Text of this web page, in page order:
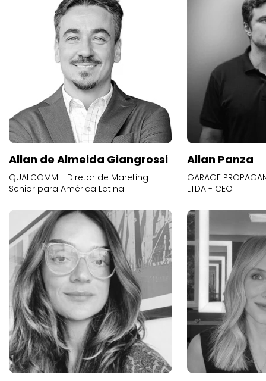
Allan de Almeida Giangrossi
QUALCOMM - Diretor de Mareting
Senior para América Latina
Allan Panza
GARAGE
LTDA - CEO